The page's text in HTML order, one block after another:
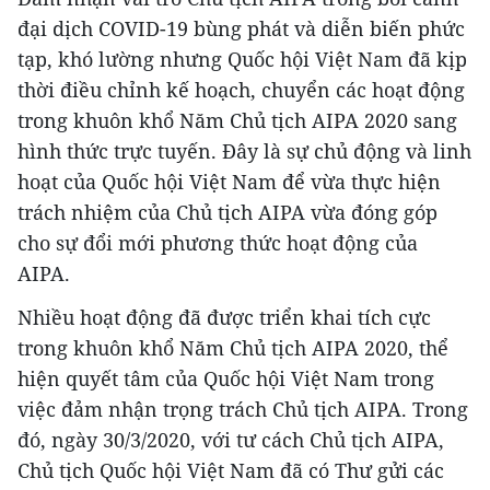
đại dịch COVID-19 bùng phát và diễn biến phức
tạp, khó lường nhưng Quốc hội Việt Nam đã kịp
thời điều chỉnh kế hoạch, chuyển các hoạt động
trong khuôn khổ Năm Chủ tịch AIPA 2020 sang
hình thức trực tuyến. Đây là sự chủ động và linh
hoạt của Quốc hội Việt Nam để vừa thực hiện
trách nhiệm của Chủ tịch AIPA vừa đóng góp
cho sự đổi mới phương thức hoạt động của
AIPA.
Nhiều hoạt động đã được triển khai tích cực
trong khuôn khổ Năm Chủ tịch AIPA 2020, thể
hiện quyết tâm của Quốc hội Việt Nam trong
việc đảm nhận trọng trách Chủ tịch AIPA. Trong
đó, ngày 30/3/2020, với tư cách Chủ tịch AIPA,
Chủ tịch Quốc hội Việt Nam đã có Thư gửi các